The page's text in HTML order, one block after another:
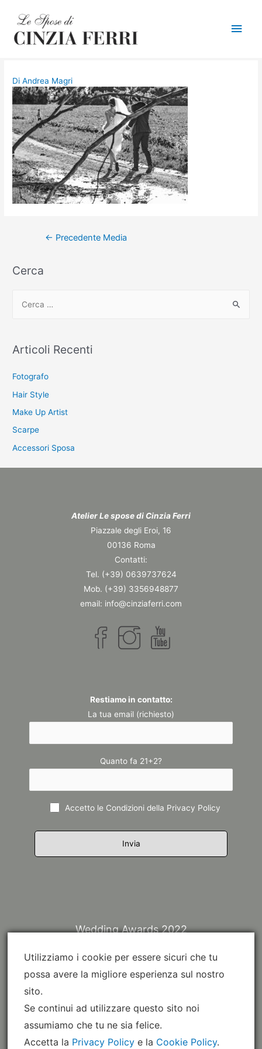
DiAndrea Magri
Navigazione
← Precedente Media
Cerca
c
:
Articoli Recenti
Fotografo
Hair Style
Make Up Artist
Scarpe
Accessori Sposa
Atelier Le spose di Cinzia Ferri
Piazzale degli Eroi, 16
00136 Roma
Contatti:
Tel. (+39) 0639737624
Mob. (+39) 3356948877
email: info@cinziaferri.com
Restiamo in contatto:
La tua email (richiesto)
Quanto fa 21+2?
Accetto le Condizioni della Privacy Policy
Wedding Awards 2022
Utilizziamo i cookie per essere sicuri che tu
possa avere la migliore esperienza sul nostro
sito.
Se continui ad utilizzare questo sito noi
assumiamo che tu ne sia felice.
Accetta la Privacy Policye la Cookie Policy.